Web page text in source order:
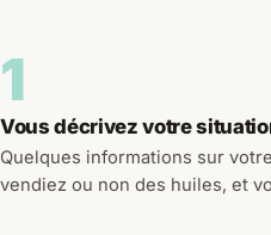
1
Vous décrivez votre
Quelques informations sur
vendiez ou non des huiles, et